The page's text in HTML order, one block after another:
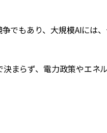
でもあり、大規模AIには
まらず、電力政策やエネ